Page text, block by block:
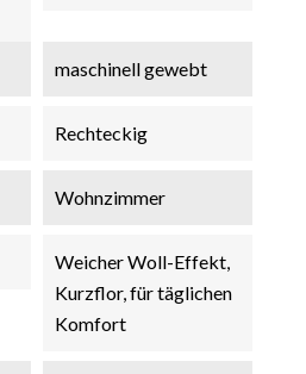
maschinell gewebt
Rechteckig
Wohnzimmer
Weicher Woll-Effekt,
Kurzflor, für täglichen
Komfort